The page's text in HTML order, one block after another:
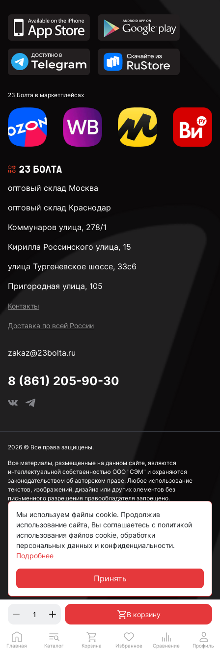
В корзину
23 Болта в маркетплейсах
оптовый склад Москва
оптовый склад Краснодар
Коммунаров улица, 278/1
Кирилла Россинского улица, 15
улица Тургеневское шоссе, 33с6
Пригородная улица, 105
Контакты
Доставка по всей России
zakaz@23bolta.ru
8 (861) 205-90-30
Все материалы, размещенные на данном сайте, являются
интеллектуальной собственностью ООО "СЭМ" и охраняются
законодательством об авторском праве. Любое использование
текстов, изображений, дизайна или других элементов без
письменного разрешения правообладателя запрещено.
Информация, представленная на сайте, носит исключительно
ознакомительный характер и не может рассматриваться как
публичная оферта в соответствии со ст. 437 ГК РФ.
Политика конфиденциальности
Согласие на обработку данных
Пользовательское соглашение
2026 © Все права защищены.
Главная Каталог Корзина Избранное Сравнение Профиль
Мы используем файлы cookie. Продолжив
использование сайта, Вы соглашаетесь с политикой
использования файлов cookie, обработки
персональных данных и конфиденциальности.
Подробнее
Принять
Чат